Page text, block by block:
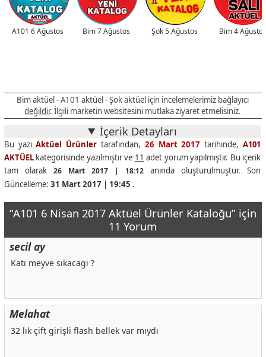
A101 6 Ağustos Bim 7 Ağustos Şok 5 Ağustos Bim 4 Ağustos
Bim aktüel - A101 aktüel - Şok aktüel için incelemelerimiz bağlayıcı
değildir. İlgili marketin websitesini mutlaka ziyaret etmelisiniz.
İçerik Detayları
Bu yazıAktüel Ürünler tarafından, 26 Mart 2017 tarihinde,A101
AKTÜELkategorisinde yazılmıştır ve 11 adet yorum yapılmıştır. Bu içerik
tam olarak 26 Mart 2017 | 18:12anında oluşturulmuştur. Son
Güncelleme: 31 Mart 2017 | 19:45 .
“A101 6 Nisan 2017 Aktüel Ürünler Kataloğu” için
11 Yorum
secil ay
Katı meyve sıkacagi ?
Melahat
32 lık çift girişli flash bellek var mıydı